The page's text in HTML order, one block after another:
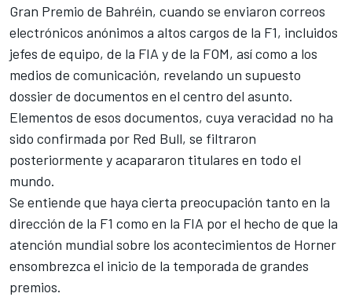
Gran Premio de Bahréin, cuando se enviaron correos
electrónicos anónimos a altos cargos de la F1, incluidos
jefes de equipo, de la FIA y de la FOM, así como a los
medios de comunicación, revelando un supuesto
dossier de documentos en el centro del asunto.
Elementos de esos documentos, cuya veracidad no ha
sido confirmada por Red Bull, se filtraron
posteriormente y acapararon titulares en todo el
mundo.
Se entiende que haya cierta preocupación tanto en la
dirección de la F1 como en la FIA por el hecho de que la
atención mundial sobre los acontecimientos de Horner
ensombrezca el inicio de la temporada de grandes
premios.